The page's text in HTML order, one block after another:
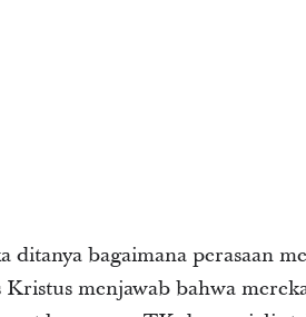
ditanya bagaimana perasaan
Kristus menjawab bahwa